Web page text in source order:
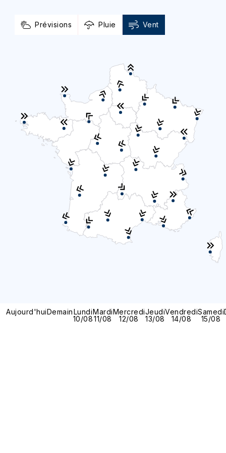
Prévisions Pluie Vent
Aujourd'huiDemainLundi
10/08
Mardi
11/08
Mercredi
12/08
Jeudi
13/08
Vendredi
14/08
Samedi
15/08